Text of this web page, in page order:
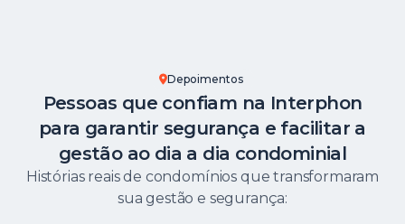
Depoimentos
Pessoas que confiam na Interphon
para garantir segurança e facilitar a
gestão ao dia a dia condominial
Histórias reais de condomínios que transformaram
sua gestão e segurança: